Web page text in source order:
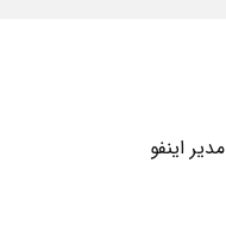
مدیر اینفو